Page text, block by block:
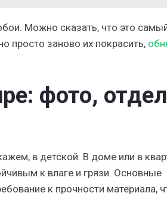
Можно сказать, что это
просто заново их покрасить,
фото,
в детской. В доме или в
к влаге и грязи. Основные
к прочности материала,